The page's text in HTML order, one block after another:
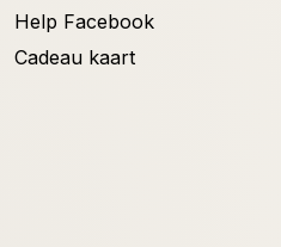
Help Facebook
Cadeau kaart